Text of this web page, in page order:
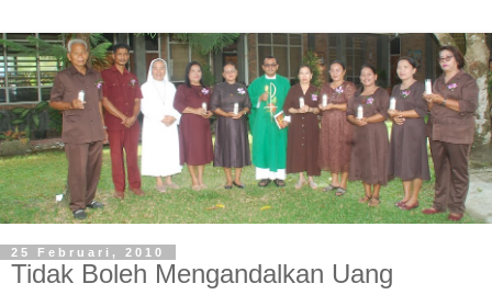
25 Februari, 2010
Tidak Boleh Mengandalkan Uang